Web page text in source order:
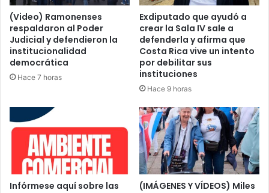
(Video) Ramonenses
respaldaron al Poder
Judicial y defendieron la
institucionalidad
democrática
Hace 7 horas
Exdiputado que ayudó a
crear la Sala IV sale a
defenderla y afirma que
Costa Rica vive un intento
por debilitar sus
instituciones
Hace 9 horas
Infórmese aquí sobre las
(IMÁGENES Y VÍDEOS) Miles